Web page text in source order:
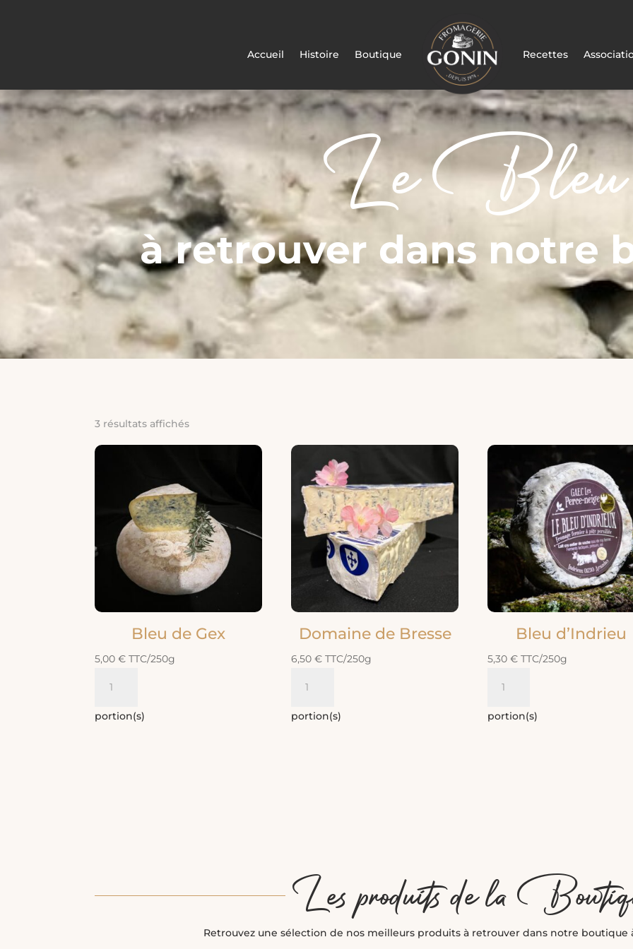
Accueil Histoire Boutique Recettes
Le Bleu
à retrouver dans notre
3 résultats affichés
Bleu de Gex
5,00€ TTC/250g
Bleu
portion(s)
Domaine de Bresse
6,50€ TTC/250g
Domaine
portion(s)
Bleu d’Indrieu
5,30€ TTC/250g
Bleu
portion(s)
Les produits de la
Retrouvez une sélection de nos meilleurs produits à retrouver dans notre boutique